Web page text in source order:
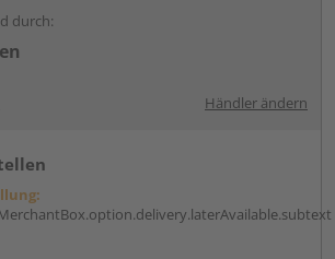
durch:
Händler ändern